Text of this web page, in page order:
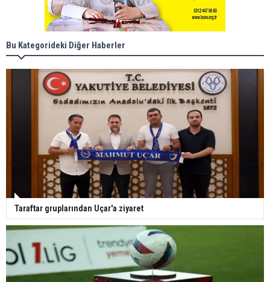
Bu Kategorideki Diğer Haberler
Taraftar gruplarından Uçar'a ziyaret